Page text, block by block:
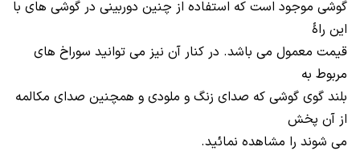
گوشی موجود است که استفاده از چنین دوربینی در گوشی های با
این راۀ
قیمت معمول می باشد. در کنار آن نیز می توانید سوراخ های
مربوط به
بلند گوی گوشی که صدای زنگ و ملودی و همچنین صدای مکالمه
از آن پخش
می شوند را مشاهده نمائید.